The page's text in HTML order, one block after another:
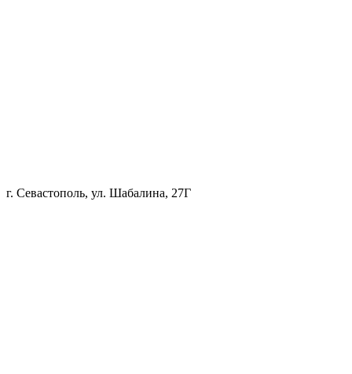
г. Севастополь, ул. Шабалина, 27Г